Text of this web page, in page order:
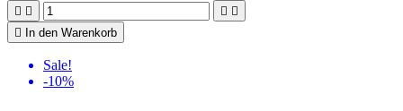
   

In den Warenkorb
Sale!
-10%